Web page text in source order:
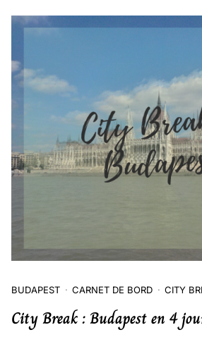
BUDAPEST CARNET DE BORD CITY
City Break : Budapest en 4